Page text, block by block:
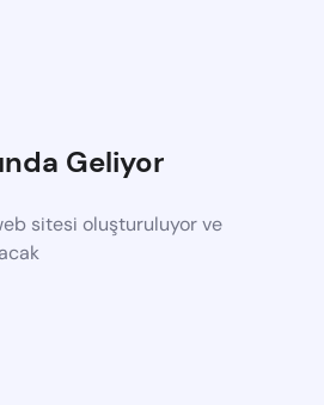
Geliyor
sitesi oluşturuluyor ve